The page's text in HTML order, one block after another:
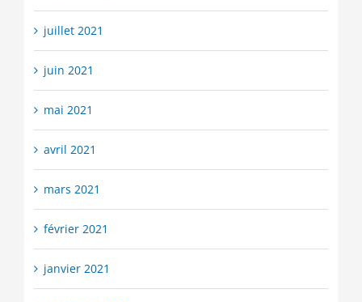
juillet 2021
juin 2021
mai 2021
avril 2021
mars 2021
février 2021
janvier 2021